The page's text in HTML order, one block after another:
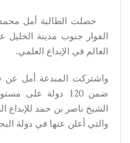
حصلت الطالبة أمل
الفوار جنوب مدينة الخليل
العالم في الإبداع العلمي.
ضمن 120 دولة
الشيخ ناصر بن حمد للإبداع
والتي أعلن عنها في دولة البحرين في